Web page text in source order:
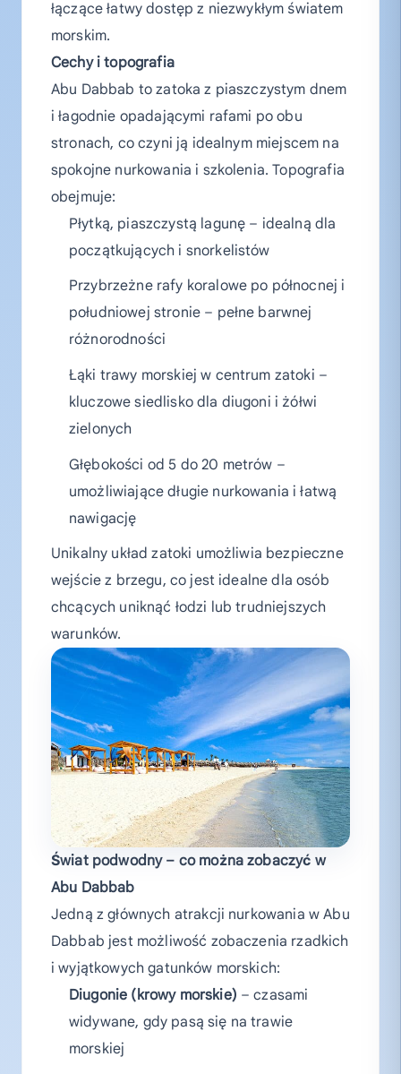
łączące łatwy dostęp z niezwykłym światem
morskim.
Cechy i topografia
Abu Dabbab to zatoka z piaszczystym dnem
i łagodnie opadającymi rafami po obu
stronach, co czyni ją idealnym miejscem na
spokojne nurkowania i szkolenia. Topografia
obejmuje:
Płytką, piaszczystą lagunę – idealną dla
początkujących i snorkelistów
Przybrzeżne rafy koralowe po północnej i
południowej stronie – pełne barwnej
różnorodności
Łąki trawy morskiej w centrum zatoki –
kluczowe siedlisko dla diugoni i żółwi
zielonych
Głębokości od 5 do 20 metrów –
umożliwiające długie nurkowania i łatwą
nawigację
Unikalny układ zatoki umożliwia bezpieczne
wejście z brzegu, co jest idealne dla osób
chcących uniknąć łodzi lub trudniejszych
warunków.
Świat podwodny – co można zobaczyć w
Abu Dabbab
Jedną z głównych atrakcji nurkowania w Abu
Dabbab jest możliwość zobaczenia rzadkich
i wyjątkowych gatunków morskich:
Diugonie (krowy morskie) – czasami
widywane, gdy pasą się na trawie
morskiej